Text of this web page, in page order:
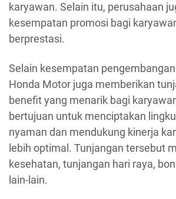
karyawan. Selain itu, perusahaan
kesempatan promosi bagi
berprestasi.
Selain kesempatan
Honda Motor juga memberikan
benefit yang menarik bagi
bertujuan untuk menciptakan
nyaman dan mendukung kinerja
lebih optimal. Tunjangan tersebut
kesehatan, tunjangan hari raya,
lain-lain.